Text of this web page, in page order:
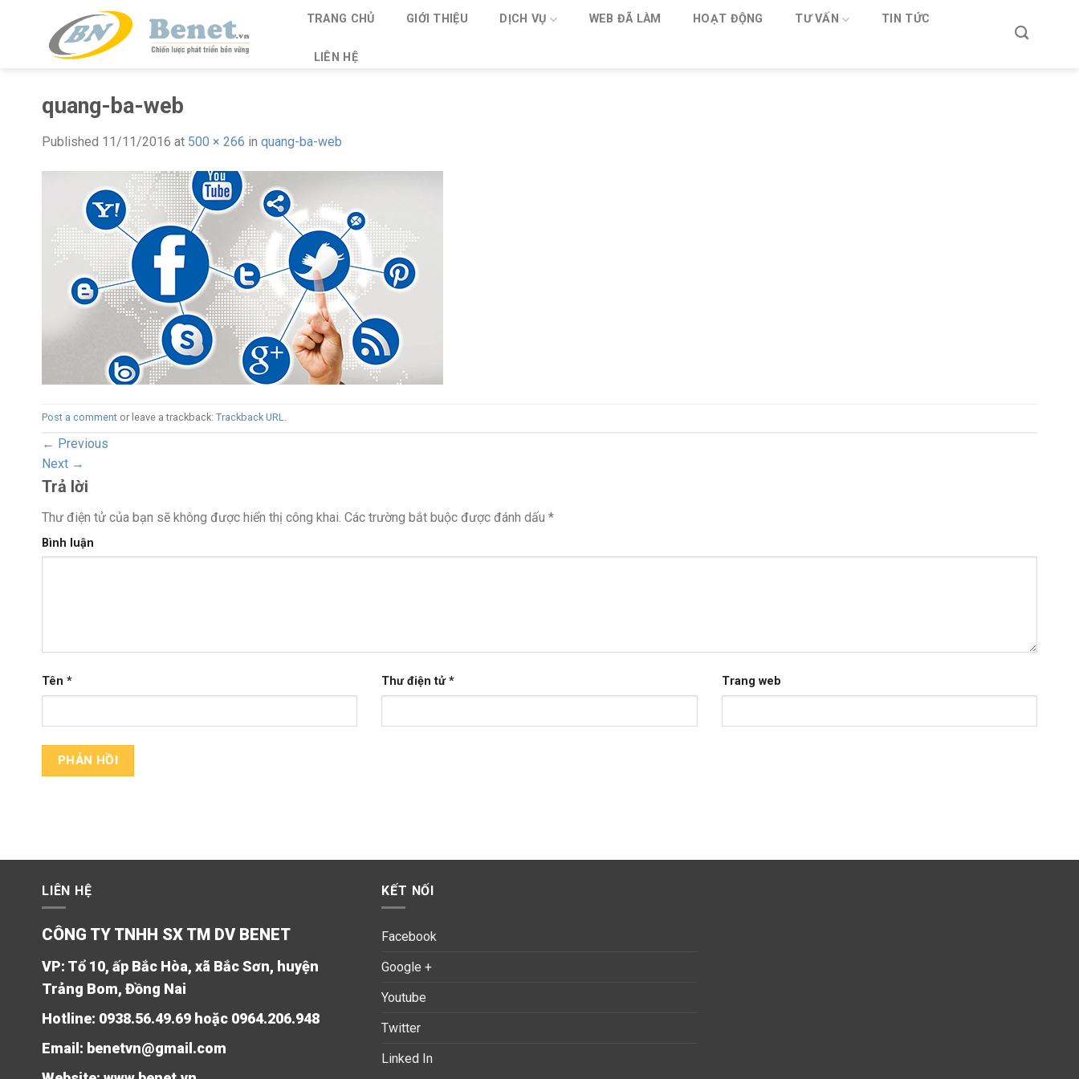
TRANG CHỦ GIỚI THIỆU DỊCH VỤ WEB ĐÃ LÀM HOẠT ĐỘNG TƯ VẤN TIN TỨC
LIÊN HỆ
quang-ba-web
Published 11/11/2016 at 500 × 266 in quang-ba-web
Post a comment or leave a trackback: Trackback URL
← Previous
Next →
Trả lời
Thư điện tử của bạn sẽ không được hiển thị công khai. Các trường bắt buộc được đánh dấu *
Bình luận
Tên * Thư điện tử* Trang web
LIÊN HỆ
CÔNG TY TNHH SX TM DV BENET
VP: Tổ 10, ấp Bắc Hòa, xã Bắc Sơn, huyện
Trảng Bom, Đồng Nai
Hotline: 0938.56.49.69 hoặc 0964.206.948
Email: benetvn@gmail.com
KẾT NỐI
Facebook
Google +
Youtube
Twitter
Linked In